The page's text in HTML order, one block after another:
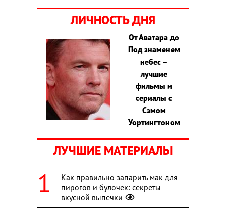
ЛИЧНОСТЬ ДНЯ
От Аватара до
Под знаменем
небес –
лучшие
фильмы и
сериалы с
Сэмом
Уортингтоном
ЛУЧШИЕ МАТЕРИАЛЫ
Как правильно запарить мак для
пирогов и булочек: секреты
вкусной выпечки